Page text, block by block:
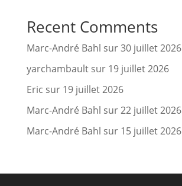
Recent Comments
Marc-André Bahl sur30 juillet 2026
yarchambaultsur 19 juillet 2026
Eric sur 19 juillet 2026
Marc-André Bahl sur22 juillet 2026
Marc-André Bahl sur 15 juillet 2026